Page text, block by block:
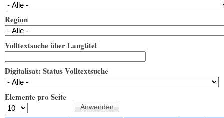
Region
Volltextsuche über Langtitel
Digitalisat: Status Volltextsuche
Elemente pro Seite